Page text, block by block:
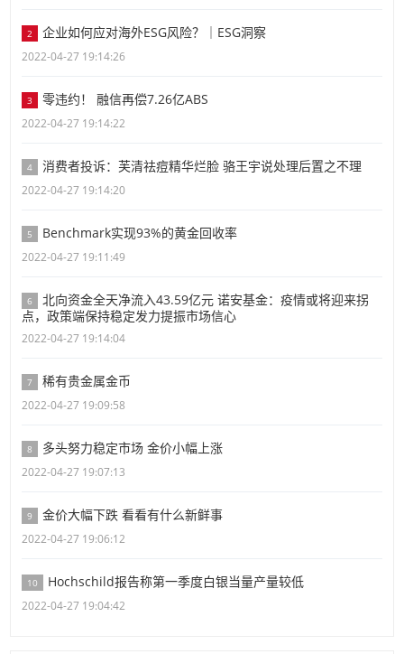
2 企业如何应对海外ESG风险？｜ESG洞察
2022-04-27 19:14:26
3 零违约！ 融信再偿7.26亿ABS
2022-04-27 19:14:22
4 消费者投诉：芙清祛痘精华烂脸 骆王宇说处理后置之不理
2022-04-27 19:14:20
5 Benchmark实现93%的黄金回收率
2022-04-27 19:11:49
6
北向资金全天净流入43.59亿元 诺安基金：疫情或将迎来拐
点，政策端保持稳定发力提振市场信心
2022-04-27 19:14:04
7 稀有贵金属金币
2022-04-27 19:09:58
8 多头努力稳定市场 金价小幅上涨
2022-04-27 19:07:13
9 金价大幅下跌 看看有什么新鲜事
2022-04-27 19:06:12
10 Hochschild报告称第一季度白银当量产量较低
2022-04-27 19:04:42